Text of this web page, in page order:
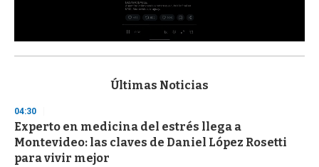
s
d
s
o
f
3
Últimas Noticias
04:30
Experto en medicina del estrés llega a
Montevideo: las claves de Daniel López Rosetti
para vivir mejor